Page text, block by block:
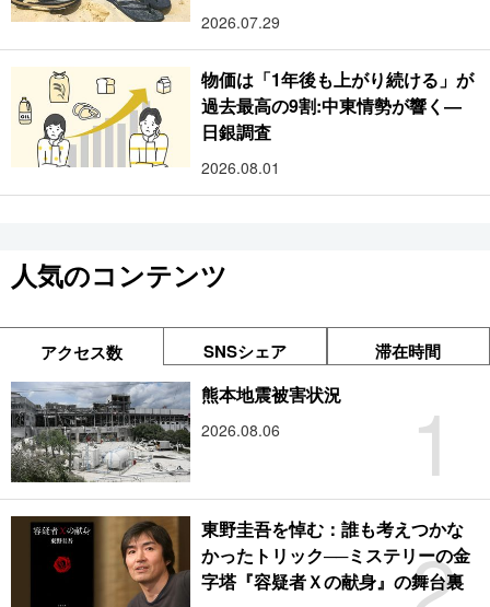
2026.07.29
物価は「1年後も上がり続ける」が
過去最高の9割:中東情勢が響く―
日銀調査
2026.08.01
人気のコンテンツ
アクセス数 SNSシェア 滞在時間
1
熊本地震被害状況
2026.08.06
東野圭吾を悼む：誰も考えつかな
かったトリック──ミステリーの金
字塔『容疑者Ｘの献身』の舞台裏